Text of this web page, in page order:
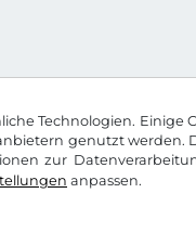
Technologien.
genutzt
zur
anpassen.